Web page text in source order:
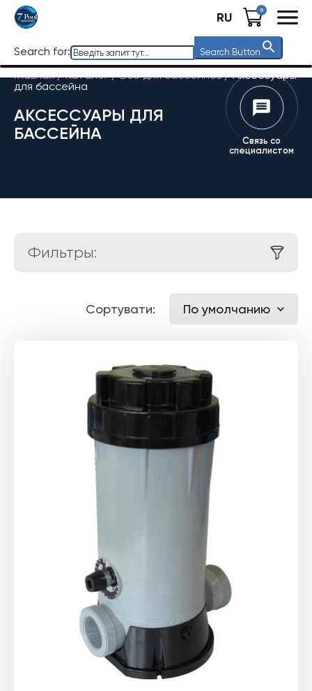
RU 0
Search for: Search Button
Главная / Каталог/Все для бассейнов/Аксессуары
для бассейна
АКСЕССУАРЫ ДЛЯ
БАССЕЙНА
Связь со
специалистом
Фильтры:
Сортувати: По умолчанию